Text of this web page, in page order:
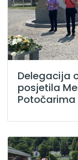
Delegacija
posjetila
Potočarima